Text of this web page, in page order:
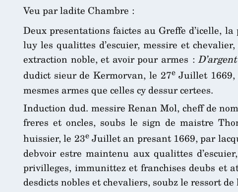
Veu par ladite Chambre :
Deux presentations faictes au Greffe d’icelle,
luy les qualittes d’escuier, messire et
extraction noble, et avoir pour armes :
dudict sieur de Kermorvan, le 27eJuillet 1669,
mesmes armes que celles cy dessur certees.
Induction dud. messire Renan Mol, cheff de
freres et oncles, soubs le sign de maistre
huissier, le 23eJuillet an presant 1669, par
debvoir estre maintenu aux qualittes
privilleges, immunittez et franchises deubs et
desdicts nobles et chevaliers, soubz le ressort